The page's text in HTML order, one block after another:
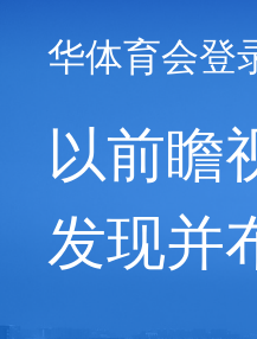
华体育会登
以前瞻
发现并